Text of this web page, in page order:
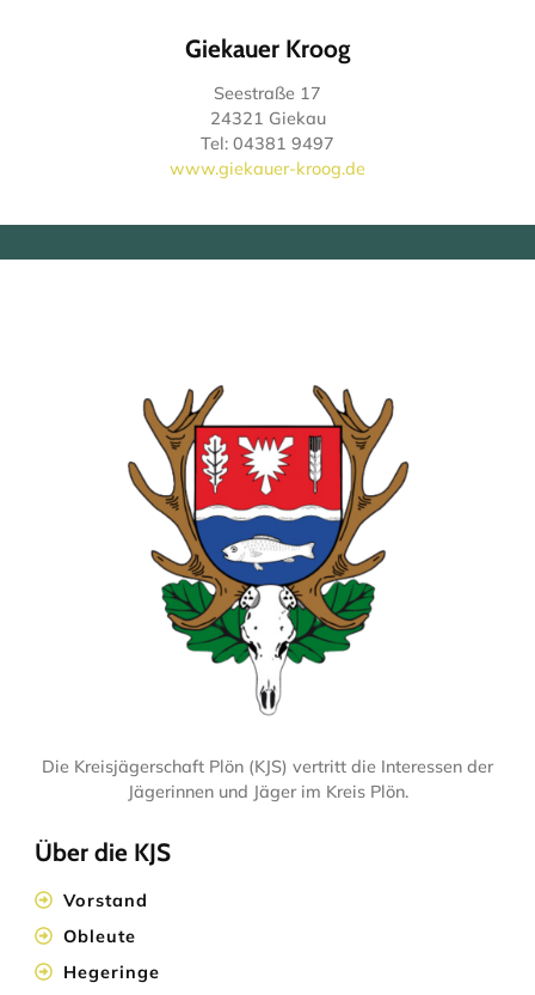
Giekauer Kroog
Seestraße 17
24321 Giekau
Tel: 04381 9497
www.giekauer-kroog.de
Die Kreisjägerschaft Plön (KJS) vertritt die Interessen der
Jägerinnen und Jäger im Kreis Plön.
Über die KJS
Vorstand
Obleute
Hegeringe